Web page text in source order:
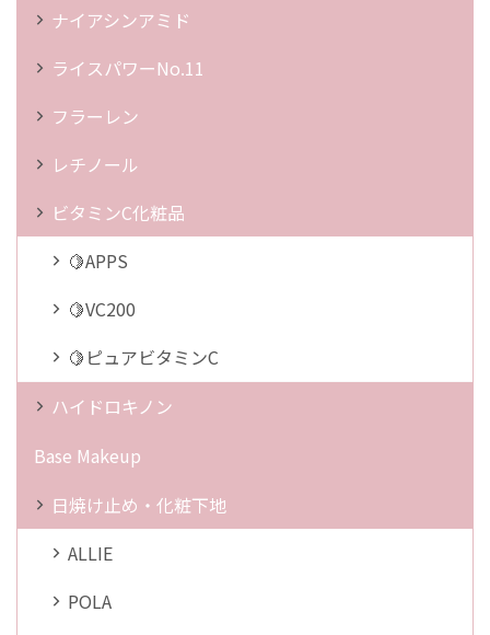
ナイアシンアミド
ライスパワーNo.11
フラーレン
レチノール
ビタミンC化粧品
🍋APPS
🍋VC200
🍋ピュアビタミンC
ハイドロキノン
Base Makeup
日焼け止め・化粧下地
ALLIE
POLA